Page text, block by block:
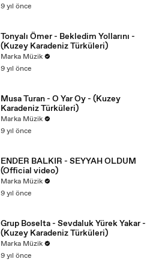
9 yıl önce
Tonyalı Ömer - Bekledim Yollarını -
(Kuzey Karadeniz Türküleri)
Marka Müzik
9 yıl önce
Musa Turan - O Yar Oy - (Kuzey
Karadeniz Türküleri)
Marka Müzik
9 yıl önce
ENDER BALKIR - SEYYAH OLDUM
(Official video)
Marka Müzik
9 yıl önce
Grup Boselta - Sevdaluk Yürek Yakar -
(Kuzey Karadeniz Türküleri)
Marka Müzik
9 yıl önce